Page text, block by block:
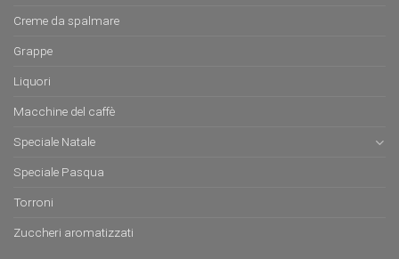
Creme da spalmare
Grappe
Liquori
Macchine del caffè
Speciale Natale
Speciale Pasqua
Torroni
Zuccheri aromatizzati